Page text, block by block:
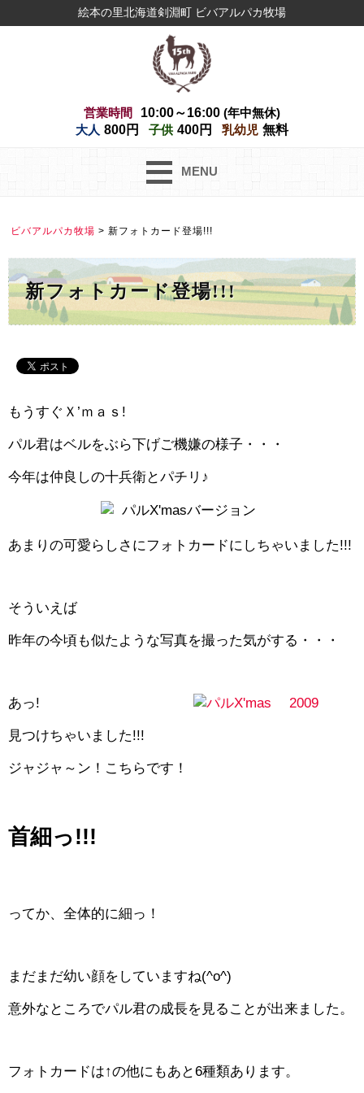
絵本の里北海道剣淵町 ビバアルパカ牧場
営業時間 10:00～16:00 (年中無休)
大人 800円 子供 400円 乳幼児 無料
MENU
ビバアルパカ牧場 > 新フォトカード登場!!!
新フォトカード登場!!!
もうすぐＸ’ｍａｓ!
パル君はベルをぶら下げご機嫌の様子・・・
今年は仲良しの十兵衛とパチリ♪
あまりの可愛らしさにフォトカードにしちゃいました!!!
そういえば
昨年の今頃も似たような写真を撮った気がする・・・
あっ!
見つけちゃいました!!!
ジャジャ～ン！こちらです！
首細っ!!!
ってか、全体的に細っ！
まだまだ幼い顔をしていますね(^o^)
意外なところでパル君の成長を見ることが出来ました。
フォトカードは↑の他にもあと6種類あります。